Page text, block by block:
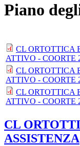
Piano
CL ORTOTTICA
ATTIVO - COORTE
CL ORTOTTICA
ATTIVO - COORTE
CL ORTOTTICA
ATTIVO - COORTE
CL
ASSISTENZA